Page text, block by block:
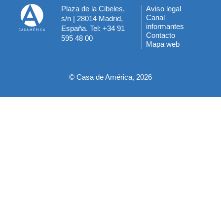
Plaza de la Cibeles,
s/n | 28014 Madrid,
España. Tel: +34 91
595 48 00
Menú
del
pie
Aviso legal
Canal
informantes
Contacto
Mapa web
© Casa de América, 2026